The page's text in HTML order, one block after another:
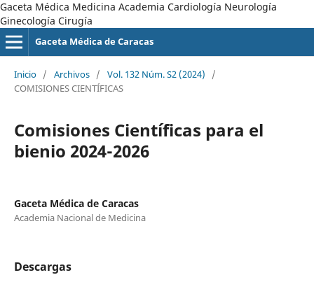
Gaceta Médica Medicina Academia Cardiología Neurología
Ginecología Cirugía
Gaceta Médica de Caracas
Inicio / Archivos / Vol. 132 Núm. S2 (2024)
/
COMISIONES CIENTÍFICAS
Comisiones Científicas para el
bienio 2024-2026
Gaceta Médica de Caracas
Academia Nacional de Medicina
Descargas